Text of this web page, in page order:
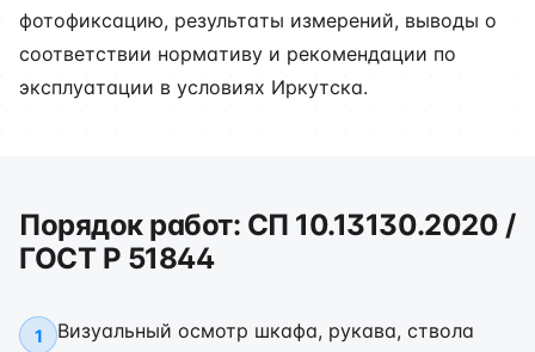
фотофиксацию, результаты измерений, выводы о
соответствии нормативу и рекомендации по
эксплуатации в условиях Иркутска.
Порядок работ: СП 10.13130.2020 /
ГОСТ Р 51844
1 Визуальный осмотр шкафа, рукава, ствола